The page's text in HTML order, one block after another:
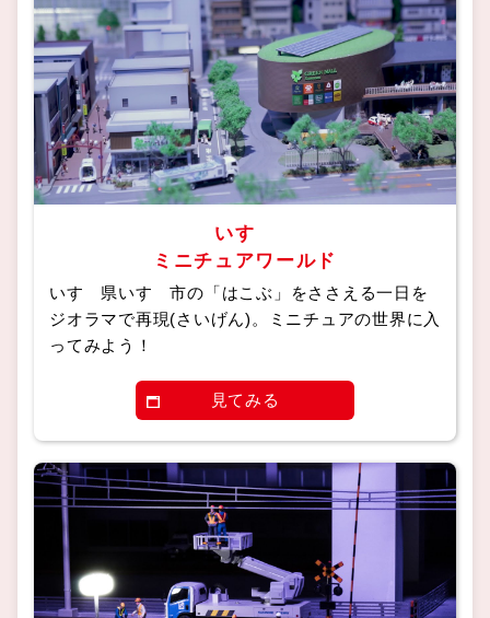
いすゞ
ミニチュアワールド
いすゞ県いすゞ市の「はこぶ」をささえる一日を
ジオラマで再現(さいげん)。ミニチュアの世界に入
ってみよう！
見てみる